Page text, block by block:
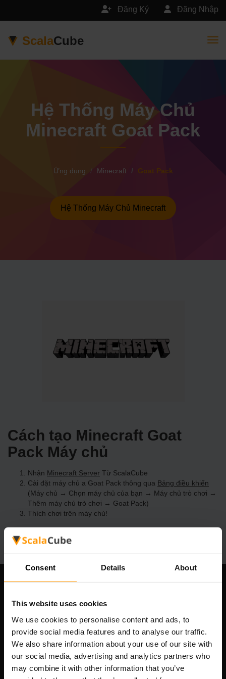
Consent Details About
This website uses cookies
We use cookies to personalise content and ads, to
provide social media features and to analyse our traffic.
We also share information about your use of our site with
our social media, advertising and analytics partners who
may combine it with other information that you’ve
Đăng Nhập
Đăng Ký
ScalaCube
Hệ Thống Máy Chủ
Minecraft Goat Pack
Ứng dụng Minecraft Goat Pack
Hệ Thống Máy Chủ Minecraft
Cách tạo Minecraft Goat
Pack Máy chủ
Nhận Minecraft Server Từ ScalaCube
Cài đặt máy chủ a Goat Pack thông qua Bảng điều khiển
(Máy chủ → Chọn máy chủ của bạn → Máy chủ trò chơi →
Thêm máy chủ trò chơi → Goat Pack)
Thích chơi trên máy chủ!
Scalable Hosting Solutions OÜ
Mã số đăng ký: 14652605
Số VAT: EE102133820
Địa chỉ: Harju maakond, Tallinn, Kesklinna linnaosa,